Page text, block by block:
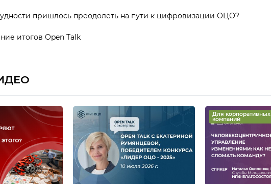
пришлось преодолеть на пути к цифровизации ОЦО?
итогов Open Talk
Для корпоративных
компаний